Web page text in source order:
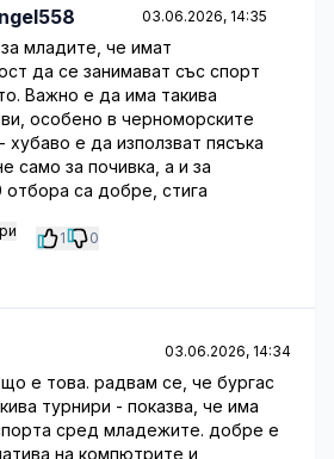
03.06.2026, 14:35
младите, че имат
да се занимават със спорт
Важно е да има такива
особено в черноморските
хубаво е да използват пясъка
само за почивка, а и за
отбора са добре, стига
1 0
03.06.2026, 14:34
е това. радвам се, че бургас
турнири - показва, че има
сред младежите. добре е
на компютрите и